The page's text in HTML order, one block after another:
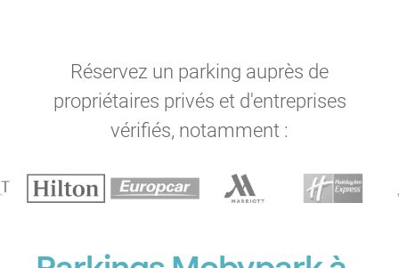
Réservez un parking auprès de
propriétaires privés et d'entreprises
vérifiés, notamment :
P
P
P
P